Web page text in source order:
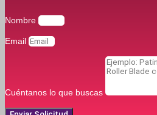
Nombre
Email
Cuéntanos lo que buscas